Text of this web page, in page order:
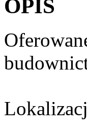
OPIS